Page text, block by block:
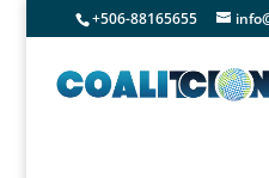
+506-88165655